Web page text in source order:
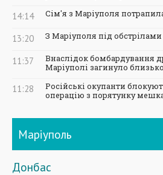
14:14 Сім'я з Маріуполя
13:20 З Маріуполя під
11:37
Внаслідок бомбардування
Маріуполі загинуло
11:28
Російські окупанти
операцію з порятунку
Маріуполь
Донбас